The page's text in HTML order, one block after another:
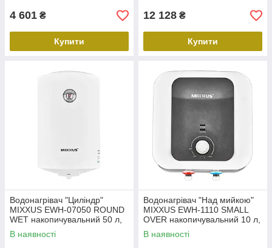
4 601 ₴
Купити
12 128 ₴
Купити
Водонагрівач "Циліндр"
MIXXUS EWH-07050 ROUND
WET накопичувальний 50 л,
мокрий тен 1,5 kW (WH0601)
В наявності
Водонагрівач "Над мийкою"
MIXXUS EWH-1110 SMALL
OVER накопичувальний 10 л,
мокрий тен 1,5 kW (WH0606)
В наявності